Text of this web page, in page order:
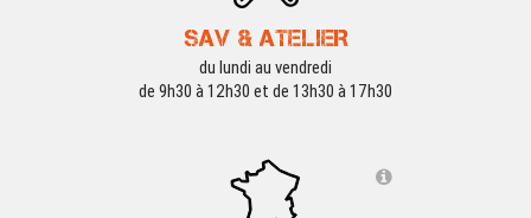
SAV & ATELIER
du lundi au vendredi
de 9h30 à 12h30 et de 13h30 à 17h30